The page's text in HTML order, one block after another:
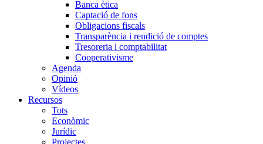
Banca ètica
Captació de fons
Obligacions fiscals
Transparència i rendició de comptes
Tresoreria i comptabilitat
Cooperativisme
Agenda
Opinió
Vídeos
Recursos
Tots
Econòmic
Jurídic
Projectes